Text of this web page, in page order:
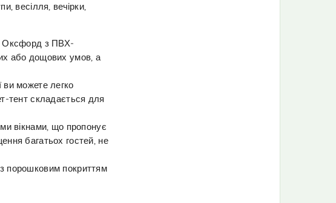
весілля, вечірки,
Оксфорд з ПВХ-
або дощових умов, а
ви можете легко
тент складається для
вікнами, що пропонує
багатьох гостей, не
порошковим покриттям